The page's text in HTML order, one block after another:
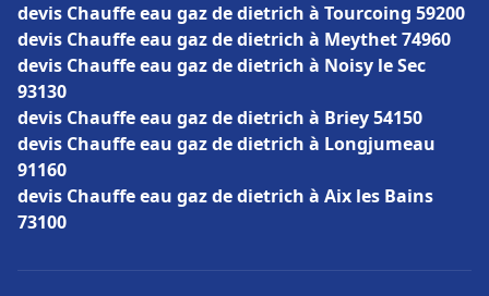
devis Chauffe eau gaz de dietrich à Tourcoing 59200
devis Chauffe eau gaz de dietrich à Meythet 74960
devis Chauffe eau gaz de dietrich à Noisy le Sec
93130
devis Chauffe eau gaz de dietrich à Briey 54150
devis Chauffe eau gaz de dietrich à Longjumeau
91160
devis Chauffe eau gaz de dietrich à Aix les Bains
73100